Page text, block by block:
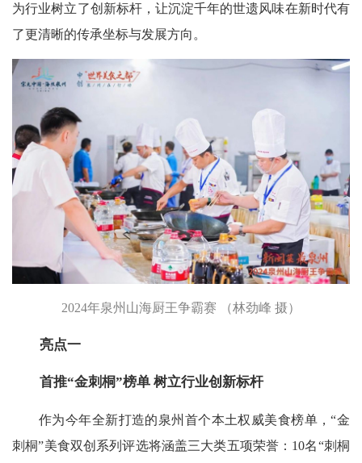
为行业树立了创新标杆，让沉淀千年的世遗风味在新时代有
了更清晰的传承坐标与发展方向。
2024年泉州山海厨王争霸赛 （林劲峰 摄）
亮点一
首推“金刺桐”榜单 树立行业创新标杆
作为今年全新打造的泉州首个本土权威美食榜单，“金
刺桐”美食双创系列评选将涵盖三大类五项荣誉：10名“刺桐